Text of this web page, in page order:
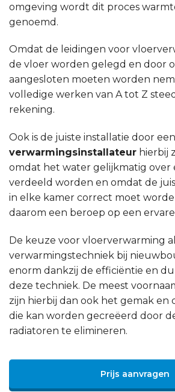
omgeving wordt dit proces
genoemd.
Omdat de leidingen voor
de vloer worden gelegd en door
aangesloten moeten worden
volledige werken van A tot Z
rekening.
Ook is de juiste installatie door een
verwarmingsinstallateur hierbij
omdat het water gelijkmatig over
verdeeld worden en omdat de
in elke kamer correct moet
daarom een beroep op een
De keuze voor vloerverwarming
verwarmingstechniek bij
enorm dankzij de efficiëntie en
deze techniek. De meest
zijn hierbij dan ook het gemak en
die kan worden gecreëerd door
radiatoren te elimineren.
Prijs aanvragen